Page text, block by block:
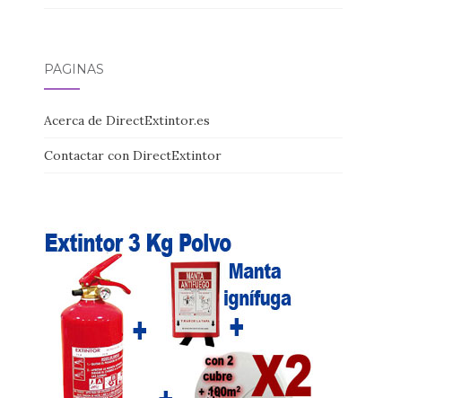
PÁGINAS
Acerca de DirectExtintor.es
Contactar con DirectExtintor